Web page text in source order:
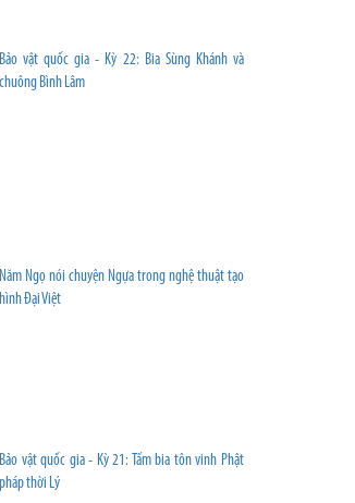
Bảo vật quốc gia - Kỳ 22: Bia Sùng Khánh và
chuông Bình Lâm
Năm Ngọ nói chuyện Ngựa trong nghệ thuật tạo
hình Đại Việt
Bảo vật quốc gia - Kỳ 21: Tấm bia tôn vinh Phật
pháp thời Lý